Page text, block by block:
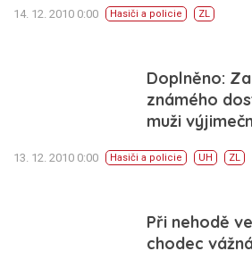
14. 12. 2010 0:00 Hasiči a policie ZL
Doplněno:
známého
muži
13. 12. 2010 0:00 Hasiči a policie UH ZL
Při nehodě
chodec